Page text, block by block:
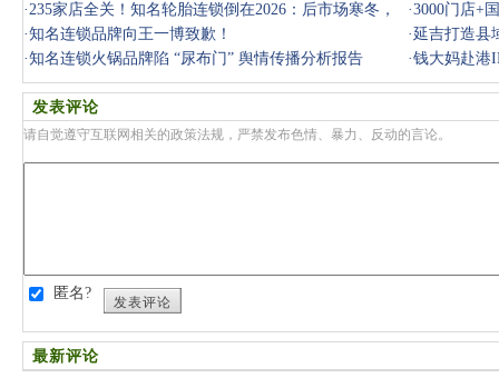
锁酒店
·235家店全关！知名轮胎连锁倒在2026：后市场寒冬，
修理厂怎么扛
·3000门店+
利润
·知名连锁品牌向王一博致歉！ · 延吉打造县
·知名连锁火锅品牌陷 “尿布门” 舆情传播分析报告 ·钱大妈赴港
3000家
发表评论
请自觉遵守互联网相关的政策法规，严禁发布色情、暴力、反动的言论。
匿名?
发表评论
最新评论